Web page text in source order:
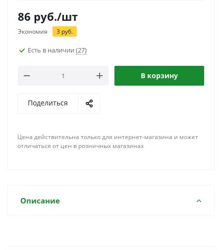
86 руб./шт
Экономия 3 руб.
Есть в наличии (27)
В корзину
Поделиться
Цена действительна только для интернет-магазина и может
отличаться от цен в розничных магазинах
Описание